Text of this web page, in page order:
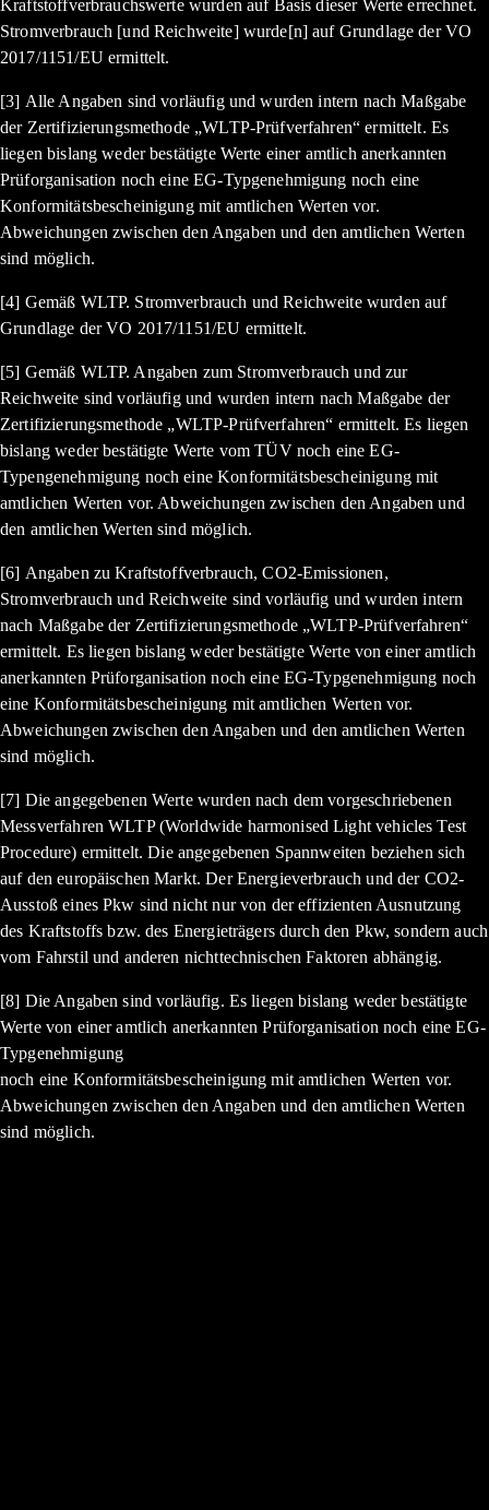
Kraftstoffverbrauchswerte wurden auf Basis dieser Werte errechnet.
Stromverbrauch [und Reichweite] wurde[n] auf Grundlage der VO
2017/1151/EU ermittelt.
[3] Alle Angaben sind vorläufig und wurden intern nach Maßgabe
der Zertifizierungsmethode „WLTP-Prüfverfahren“ ermittelt. Es
liegen bislang weder bestätigte Werte einer amtlich anerkannten
Prüforganisation noch eine EG-Typgenehmigung noch eine
Konformitätsbescheinigung mit amtlichen Werten vor.
Abweichungen zwischen den Angaben und den amtlichen Werten
sind möglich.
[4] Gemäß WLTP. Stromverbrauch und Reichweite wurden auf
Grundlage der VO 2017/1151/EU ermittelt.
[5] Gemäß WLTP. Angaben zum Stromverbrauch und zur
Reichweite sind vorläufig und wurden intern nach Maßgabe der
Zertifizierungsmethode „WLTP-Prüfverfahren“ ermittelt. Es liegen
bislang weder bestätigte Werte vom TÜV noch eine EG-
Typengenehmigung noch eine Konformitätsbescheinigung mit
amtlichen Werten vor. Abweichungen zwischen den Angaben und
den amtlichen Werten sind möglich.
[6] Angaben zu Kraftstoffverbrauch, CO2-Emissionen,
Stromverbrauch und Reichweite sind vorläufig und wurden intern
nach Maßgabe der Zertifizierungsmethode „WLTP-Prüfverfahren“
ermittelt. Es liegen bislang weder bestätigte Werte von einer amtlich
anerkannten Prüforganisation noch eine EG-Typgenehmigung noch
eine Konformitätsbescheinigung mit amtlichen Werten vor.
Abweichungen zwischen den Angaben und den amtlichen Werten
sind möglich.
[7] Die angegebenen Werte wurden nach dem vorgeschriebenen
Messverfahren WLTP (Worldwide harmonised Light vehicles Test
Procedure) ermittelt. Die angegebenen Spannweiten beziehen sich
auf den europäischen Markt. Der Energieverbrauch und der CO2-
Ausstoß eines Pkw sind nicht nur von der effizienten Ausnutzung
des Kraftstoffs bzw. des Energieträgers durch den Pkw, sondern auch
vom Fahrstil und anderen nichttechnischen Faktoren abhängig.
[8] Die Angaben sind vorläufig. Es liegen bislang weder bestätigte
Werte von einer amtlich anerkannten Prüforganisation noch eine EG-
Typgenehmigung
noch eine Konformitätsbescheinigung mit amtlichen Werten vor.
Abweichungen zwischen den Angaben und den amtlichen Werten
sind möglich.